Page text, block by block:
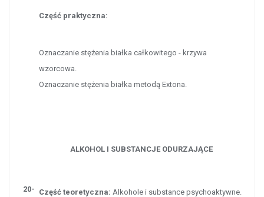
Część praktyczna:
Oznaczanie stężenia białka całkowitego - krzywa
wzorcowa.
Oznaczanie stężenia białka metodą Extona.
20-
ALKOHOL I SUBSTANCJE ODURZAJĄCE
Część teoretyczna: Alkohole i substance psychoaktywne.